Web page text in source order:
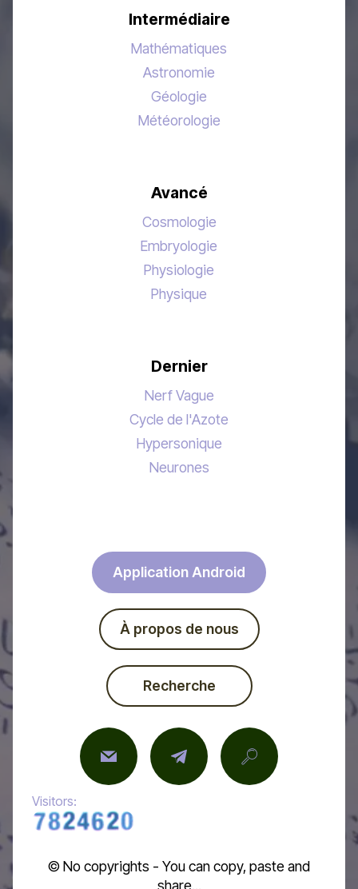
Intermédiaire
Mathématiques
Astronomie
Géologie
Météorologie
Avancé
Cosmologie
Embryologie
Physiologie
Physique
Dernier
Nerf Vague
Cycle de l'Azote
Hypersonique
Neurones
Application Android
À propos de nous
Recherche
Visitors:
© No copyrights - You can copy, paste and
share...